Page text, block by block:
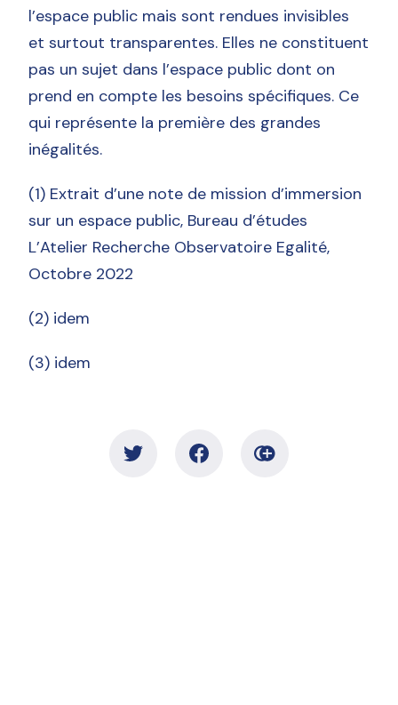
l’espace public mais sont rendues invisibles
et surtout transparentes. Elles ne constituent
pas un sujet dans l’espace public dont on
prend en compte les besoins spécifiques. Ce
qui représente la première des grandes
inégalités.
(1) Extrait d’une note de mission d’immersion
sur un espace public, Bureau d’études
L’Atelier Recherche Observatoire Egalité,
Octobre 2022
(2) idem
(3) idem